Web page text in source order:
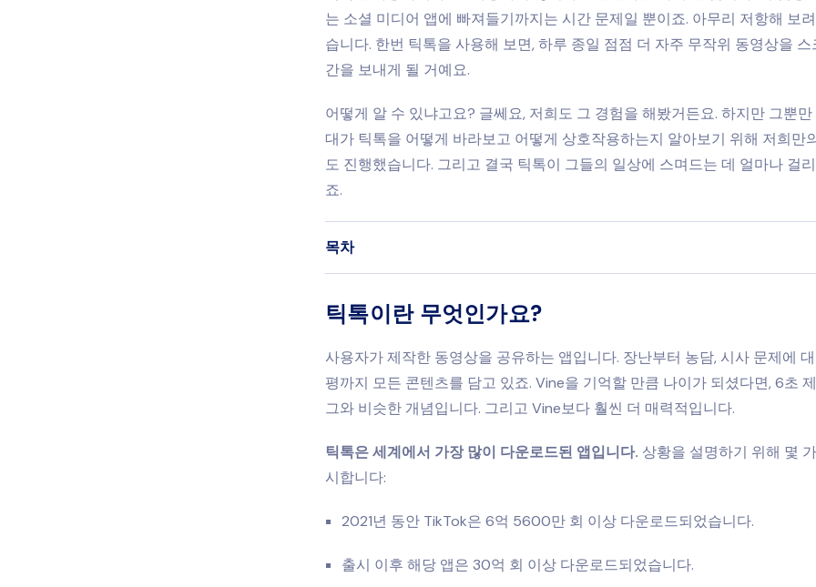
는 소셜 미디어 앱에 빠져들기까지는 시간 문제일 뿐이죠. 아무리 저항해 보
습니다. 한번 틱톡을 사용해 보면, 하루 종일 점점 더 자주 무작위 동영상을 스
간을 보내게 될 거예요.
어떻게 알 수 있냐고요? 글쎄요, 저희도 그 경험을 해봤거든요. 하지만 그뿐만
대가 틱톡을 어떻게 바라보고 어떻게 상호작용하는지 알아보기 위해 저희만
도 진행했습니다. 그리고 결국 틱톡이 그들의 일상에 스며드는 데 얼마나 걸
죠.
목차
틱톡이란 무엇인가요?
사용자가 제작한 동영상을 공유하는 앱입니다. 장난부터 농담, 시사 문제에
평까지 모든 콘텐츠를 담고 있죠. Vine을 기억할 만큼 나이가 되셨다면, 6초
그와 비슷한 개념입니다. 그리고 Vine보다 훨씬 더 매력적입니다.
틱톡은 세계에서 가장 많이 다운로드된 앱입니다. 상황을 설명하기 위해 몇
시합니다:
2021년 동안 TikTok은 6억 5600만 회 이상 다운로드되었습니다.
출시 이후 해당 앱은 30억 회 이상 다운로드되었습니다.